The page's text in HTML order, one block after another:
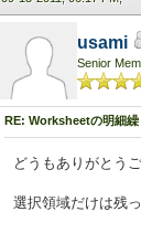
{def ws =
{widths
}
}
usami
Senior
RE: Worksheetの明細繰
どうもありがとう
選択領域だけは残